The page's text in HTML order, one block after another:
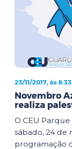
23/11/2017, às 8:33
Novembro
realiza
O CEU
sábado, 24 de
programação